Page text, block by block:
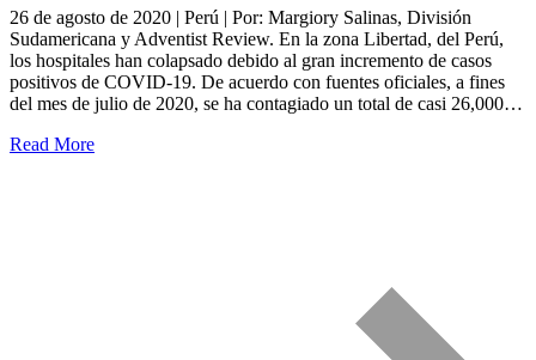
26 de agosto de 2020 | Perú | Por: Margiory Salinas, División
Sudamericana y Adventist Review. En la zona Libertad, del Perú,
los hospitales han colapsado debido al gran incremento de casos
positivos de COVID-19. De acuerdo con fuentes oficiales, a fines
del mes de julio de 2020, se ha contagiado un total de casi 26,000…
Read More